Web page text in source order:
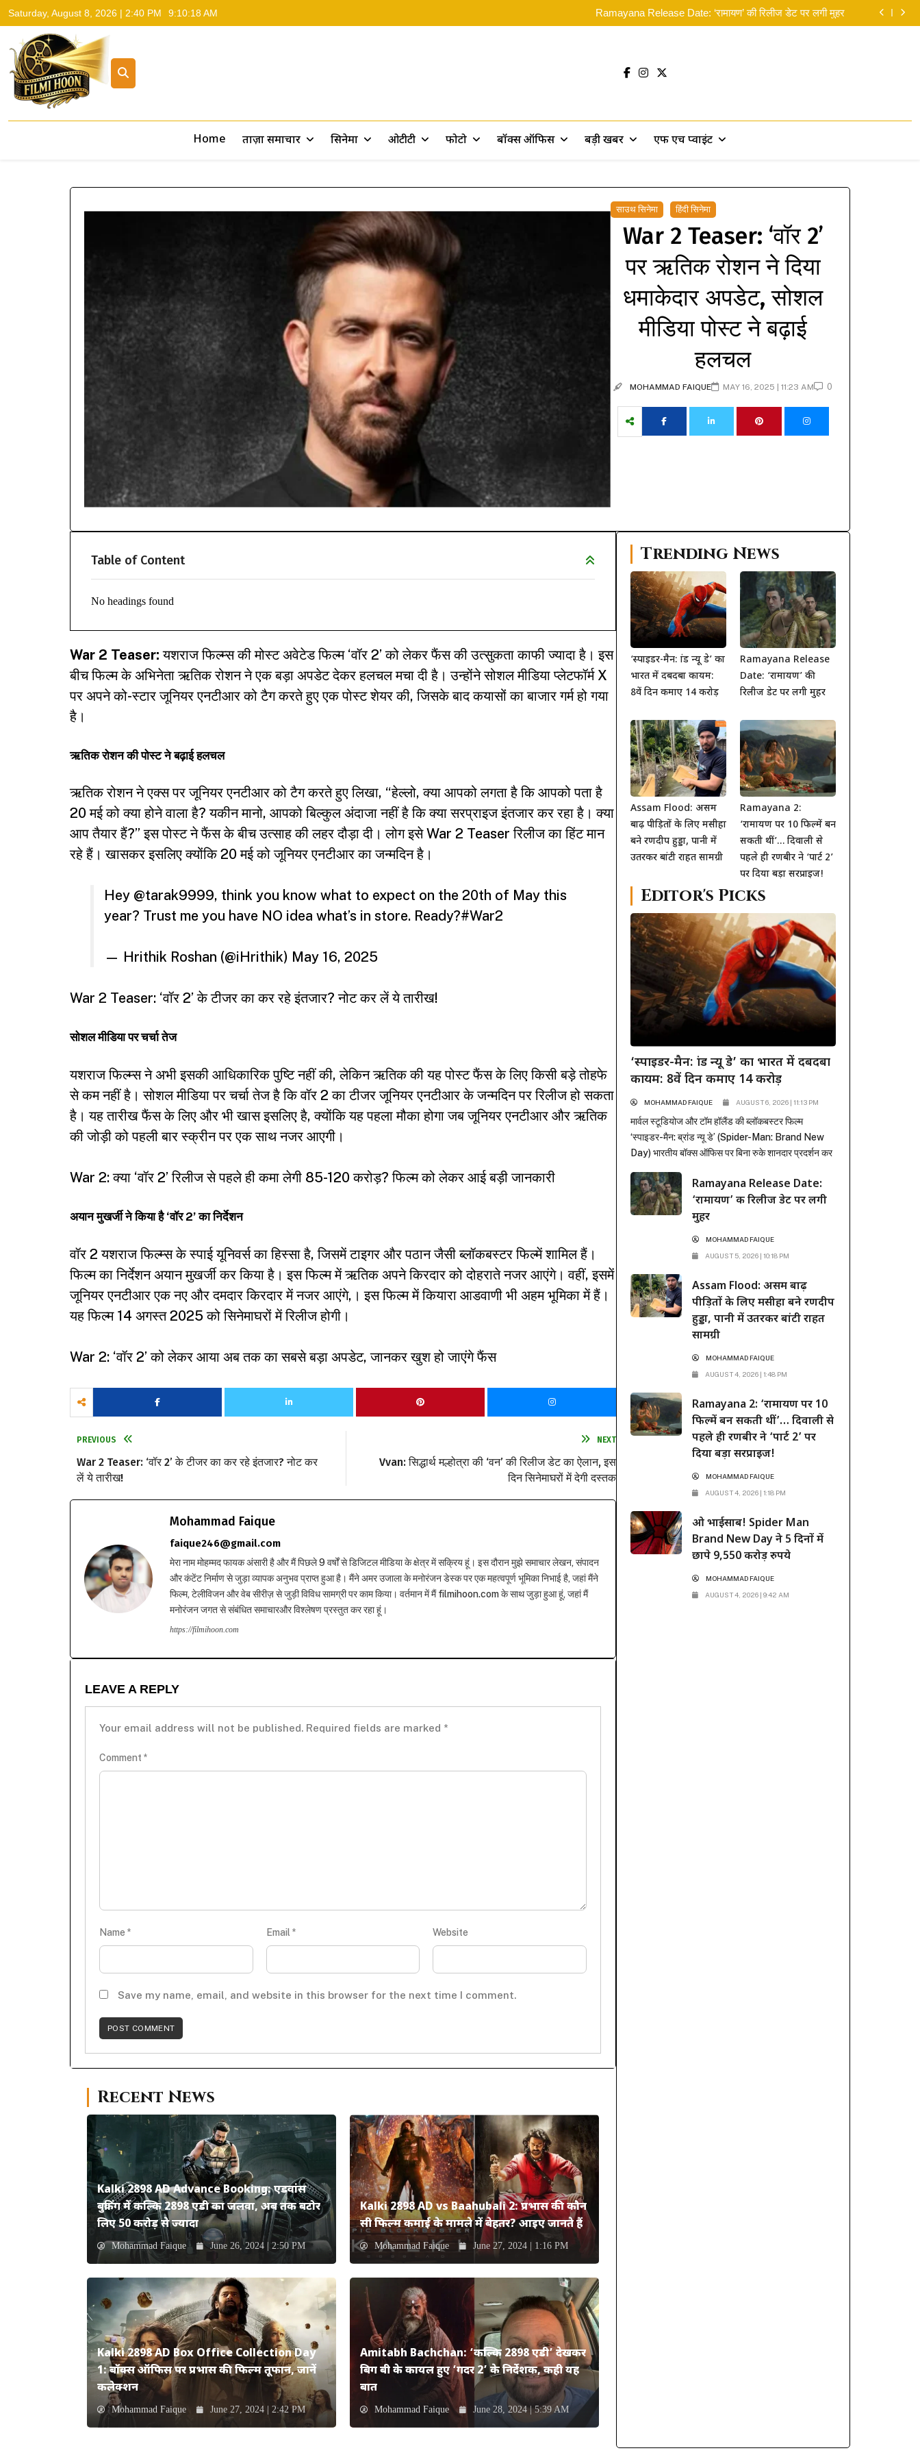
Saturday, August 8, 2026 | 2:40 PM 9:10:19 AM
Ramayana Release Date: ‘रामायण’ की रिलीज डेट पर लगी मुहर
Assam Flood: असम बाढ़ पीड़ितों के लिए मसीहा बने रणदीप हुड्डा, पानी में उतरकर बांटी राहत सामग्री
Assam Flood: असम बाढ़ पीड़ितों के लिए मसीहा बने रणदीप हुड्डा, पानी में उतरकर बांटी राहत सामग्री
Filmi Hoon Home ताज़ा समाचार सिनेमा ओटीटी फोटो बॉक्स ऑफिस बड़ी खबर एफ एच प्वाइंट
साउथ सिनेमा हिंदी सिनेमा
War 2 Teaser: ‘वॉर 2’
पर ऋतिक रोशन ने दिया
धमाकेदार अपडेट, सोशल
मीडिया पोस्ट ने बढ़ाई
हलचल
MOHAMMAD FAIQUE MAY 16, 2025 | 11:23 AM 0
Table of Content
No headings found
War 2 Teaser: यशराज फिल्म्स की मोस्ट अवेटेड फिल्म ‘वॉर 2’ को लेकर फैंस की उत्सुकता काफी ज्यादा है। इस
बीच फिल्म के अभिनेता ऋतिक रोशन ने एक बड़ा अपडेट देकर हलचल मचा दी है। उन्होंने सोशल मीडिया प्लेटफॉर्म X
पर अपने को-स्टार जूनियर एनटीआर को टैग करते हुए एक पोस्ट शेयर की, जिसके बाद कयासों का बाजार गर्म हो गया
है।
ऋतिक रोशन की पोस्ट ने बढ़ाई हलचल
ऋतिक रोशनने एक्स पर जूनियर एनटीआर को टैग करते हुए लिखा, “हेल्लो, क्या आपको लगता है कि आपको पता है
20 मई को क्या होने वाला है? यकीन मानो, आपको बिल्कुल अंदाजा नहीं है कि क्या सरप्राइज इंतजार कर रहा है। क्या
आप तैयार हैं?” इस पोस्ट ने फैंस के बीच उत्साह की लहर दौड़ा दी। लोग इसे War 2 Teaser रिलीज का हिंट मान
रहे हैं। खासकर इसलिए क्योंकि 20 मई को जूनियर एनटीआर का जन्मदिन है।
Hey @tarak9999, think you know what to expect on the 20th of May this
year? Trust me you have NO idea what’s in store. Ready?#War2
— Hrithik Roshan (@iHrithik) May 16, 2025
War 2 Teaser: ‘वॉर 2’ के टीजर का कर रहे इंतजार? नोट कर लें ये तारीख!
सोशल मीडिया पर चर्चा तेज
यशराज फिल्म्स ने अभी इसकी आधिकारिक पुष्टि नहीं की, लेकिन ऋतिक की यह पोस्ट फैंस के लिए किसी बड़े तोहफे
से कम नहीं है। सोशल मीडिया पर चर्चा तेज है कि वॉर 2 का टीजर जूनियर एनटीआर के जन्मदिन पर रिलीज हो सकता
है। यह तारीख फैंस के लिए और भी खास इसलिए है, क्योंकि यह पहला मौका होगा जब जूनियर एनटीआर और ऋतिक
की जोड़ी को पहली बार स्क्रीन पर एक साथ नजर आएगी।
War 2: क्या ‘वॉर 2’ रिलीज से पहले ही कमा लेगी 85-120 करोड़? फिल्म को लेकर आई बड़ी जानकारी
अयान मुखर्जी ने किया है ‘वॉर 2’ का निर्देशन
वॉर 2 यशराज फिल्म्स के स्पाई यूनिवर्स का हिस्सा है, जिसमें टाइगर और पठान जैसी ब्लॉकबस्टर फिल्में शामिल हैं।
फिल्म का निर्देशन अयान मुखर्जी कर किया है। इस फिल्म में ऋतिक अपने किरदार को दोहराते नजर आएंगे। वहीं, इसमें
जूनियर एनटीआर एक नए और दमदार किरदार में नजर आएंगे,। इस फिल्म में कियारा आडवाणी भी अहम भूमिका में हैं।
यह फिल्म 14 अगस्त 2025 को सिनेमाघरों में रिलीज होगी।
War 2: ‘वॉर 2’ को लेकर आया अब तक का सबसे बड़ा अपडेट, जानकर खुश हो जाएंगे फैंस
PREVIOUS
War 2 Teaser: ‘वॉर 2’ के टीजर का कर रहे इंतजार? नोट कर
लें ये तारीख!
NEXT
Vvan: सिद्धार्थ मल्होत्रा की ‘वन’ की रिलीज डेट का ऐलान, इस
दिन सिनेमाघरों में देगी दस्तक
Mohammad Faique
faique246@gmail.com
मेरा नाम मोहम्मद फायक अंसारी है और मैं पिछले 9 वर्षों से डिजिटल मीडिया के क्षेत्र में सक्रिय हूं। इस दौरान मुझे समाचार लेखन, संपादन
और कंटेंट निर्माण से जुड़ा व्यापक अनुभव प्राप्त हुआ है। मैंने अमर उजाला के मनोरंजन डेस्क पर एक महत्वपूर्ण भूमिका निभाई है, जहां मैंने
फिल्म, टेलीविजन और वेब सीरीज़ से जुड़ी विविध सामग्री पर काम किया। वर्तमान में मैं filmihoon.com के साथ जुड़ा हुआ हूं, जहां मैं
मनोरंजन जगत से संबंधित समाचारऔर विश्लेषण प्रस्तुत कर रहा हूं।
https://filmihoon.com
LEAVE A REPLY
Your email address will not be published. Required fields are marked *
Comment *
Name * Email * Website
Save my name, email, and website in this browser for the next time I comment.
Recent News
Kalki 2898 AD Advance Booking: एडवांस
बुकिंग में कल्कि 2898 एडी का जलवा, अब तक बटोर
लिए 50 करोड़ से ज्यादा
Mohammad Faique June 26, 2024 | 2:50 PM
Kalki 2898 AD vs Baahubali 2: प्रभास की कौन
सी फिल्म कमाई के मामले में बेहतर? आइए जानते हैं
Mohammad Faique June 27, 2024 | 1:16 PM
Kalki 2898 AD Box Office Collection Day
1: बॉक्स ऑफिस पर प्रभास की फिल्म तूफान, जानें
कलेक्शन
Mohammad Faique June 27, 2024 | 2:42 PM
Amitabh Bachchan: ‘कल्कि 2898 एडी’ देखकर
बिग बी के कायल हुए ‘गदर 2’ के निर्देशक, कही यह
बात
Mohammad Faique June 28, 2024 | 5:39 AM
Trending News
‘स्पाइडर-मैन: ब्रांड न्यू डे’ का
भारत में दबदबा कायम:
8वें दिन कमाए 14 करोड़
Ramayana Release
Date: ‘रामायण’ की
रिलीज डेट पर लगी मुहर
Assam Flood: असम
बाढ़ पीड़ितों के लिए मसीहा
बने रणदीप हुड्डा, पानी में
उतरकर बांटी राहत सामग्री
Ramayana 2:
‘रामायण पर 10 फिल्में बन
सकती थीं’… दिवाली से
पहले ही रणबीर ने ‘पार्ट 2’
पर दिया बड़ा सरप्राइज!
Editor's Picks
‘स्पाइडर-मैन: ब्रांड न्यू डे’ का भारत में दबदबा
कायम: 8वें दिन कमाए 14 करोड़
MOHAMMAD FAIQUE AUGUST 6, 2026 | 11:13 PM
मार्वल स्टूडियोज और टॉम हॉलैंड की ब्लॉकबस्टर फिल्म
‘स्पाइडर-मैन: ब्रांड न्यू डे’ (Spider-Man: Brand New
Day) भारतीय बॉक्स ऑफिस पर बिना रुके शानदार प्रदर्शन कर
दूसरे हफ्ते के कामकाजी दिनों में भी सिनेमाघरों में अपनी मजबूत
पकड़ बनाए रखी है। रिलीज के...
Ramayana Release Date:
‘रामायण’ की रिलीज डेट पर लगी
मुहर
MOHAMMAD FAIQUE
AUGUST 5, 2026 | 10:18 PM
Assam Flood: असम बाढ़
पीड़ितों के लिए मसीहा बने रणदीप
हुड्डा, पानी में उतरकर बांटी राहत
सामग्री
MOHAMMAD FAIQUE
AUGUST 4, 2026 | 1:48 PM
Ramayana 2: ‘रामायण पर 10
फिल्में बन सकती थीं’… दिवाली से
पहले ही रणबीर ने ‘पार्ट 2’ पर
दिया बड़ा सरप्राइज!
MOHAMMAD FAIQUE
AUGUST 4, 2026 | 1:18 PM
ओ भाईसाब! Spider Man
Brand New Day ने 5 दिनों में
छापे 9,550 करोड़ रुपये
MOHAMMAD FAIQUE
AUGUST 4, 2026 | 9:42 AM